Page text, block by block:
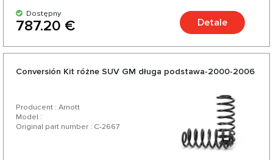
Dostępny
787.20 € Detale
Conversión Kit różne SUV GM długa podstawa-2000-2006
Producent : Arnott
Model :
Original part number : C-2667